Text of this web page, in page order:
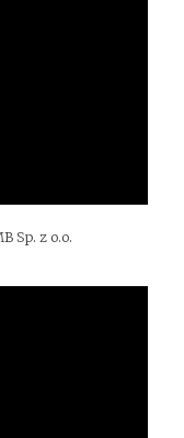
Sp. z o.o.